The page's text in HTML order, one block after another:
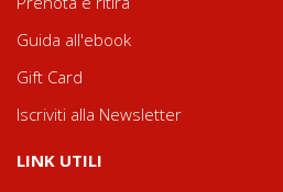
Guida all'ebook
Gift Card
Iscriviti alla Newsletter
LINK UTILI